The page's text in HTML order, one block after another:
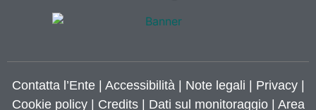
Contatta l’Ente| Accessibilità| Note legali Privacy|
Cookie policy| Credits| Dati sul monitoraggio | Area